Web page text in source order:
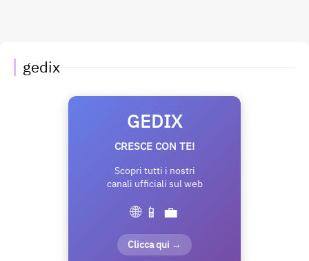
gedix
GEDIX
CRESCE CON TE!
Scopri tutti i nostri
canali ufficiali sul web
🌐 📱 💼
Clicca qui →